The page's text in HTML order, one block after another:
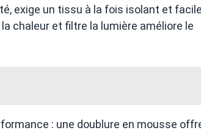
exige un tissu à la fois isolant et
chaleur et filtre la lumière améliore le
: une doublure en mousse